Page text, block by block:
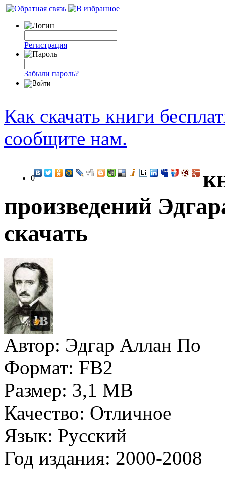
Регистрация
Забыли пароль?
Как скачать книги
сообщите нам.
0
произведений
скачать
Автор: Эдгар Аллан По
Формат: FB2
Размер: 3,1 MB
Качество: Отличное
Язык: Русский
Год издания: 2000-2008